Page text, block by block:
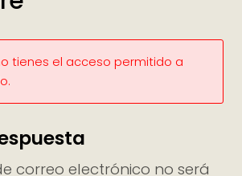
tienes el acceso permitido a
correo electrónico no será